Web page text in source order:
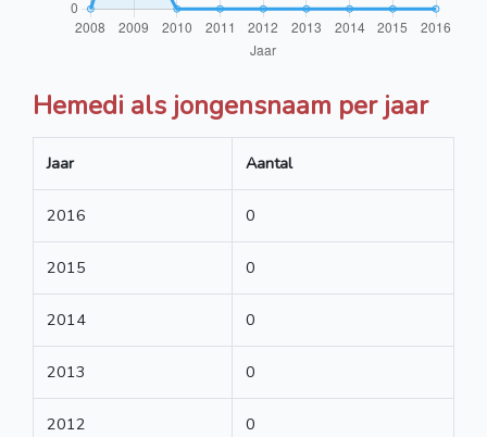
Hemedi als jongensnaam per jaar
Jaar Aantal
2016 0
2015 0
2014 0
2013 0
2012 0